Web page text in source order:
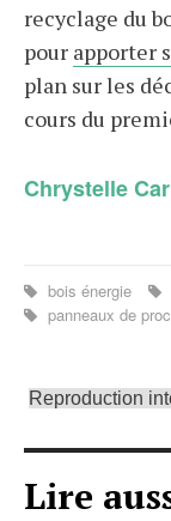
recyclage du
pour apporter
plan sur les
cours du
Chrystelle
bois énergie
panneaux de
Reproduction
Lire